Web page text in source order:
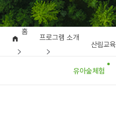
홈
프로그램 소개
산림교육
유아숲체험